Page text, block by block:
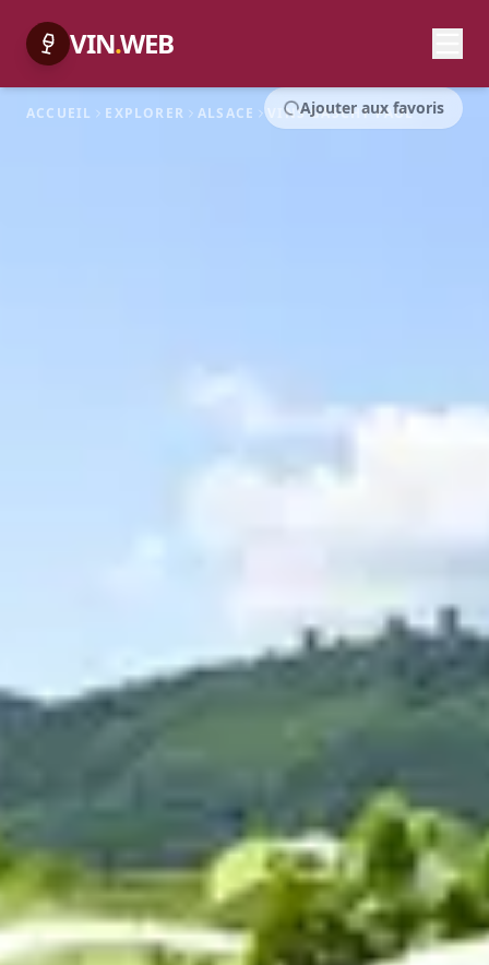
VIN.WEB
ACCUEIL EXPLORER ALSACE VINS GASCHY PAUL
Ajouter aux favoris